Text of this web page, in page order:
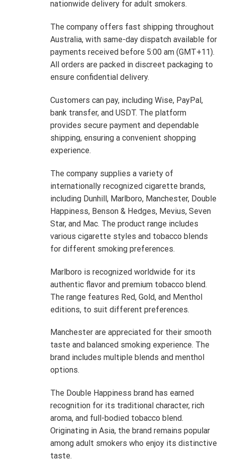
nationwide delivery for adult smokers.
The company offers fast shipping throughout
Australia, with same-day dispatch available for
payments received before 5:00 am (GMT+11).
All orders are packed in discreet packaging to
ensure confidential delivery.
Customers can pay, including Wise, PayPal,
bank transfer, and USDT. The platform
provides secure payment and dependable
shipping, ensuring a convenient shopping
experience.
The company supplies a variety of
internationally recognized cigarette brands,
including Dunhill, Marlboro, Manchester, Double
Happiness, Benson & Hedges, Mevius, Seven
Star, and Mac. The product range includes
various cigarette styles and tobacco blends
for different smoking preferences.
Marlboro is recognized worldwide for its
authentic flavor and premium tobacco blend.
The range features Red, Gold, and Menthol
editions, to suit different preferences.
Manchester are appreciated for their smooth
taste and balanced smoking experience. The
brand includes multiple blends and menthol
options.
The Double Happiness brand has earned
recognition for its traditional character, rich
aroma, and full-bodied tobacco blend.
Originating in Asia, the brand remains popular
among adult smokers who enjoy its distinctive
taste.